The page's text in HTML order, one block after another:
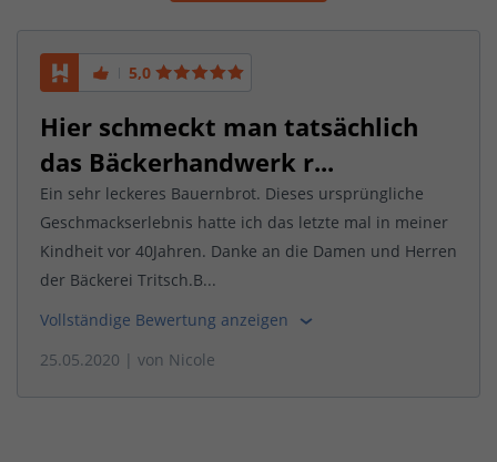
5,0
Hier schmeckt man tatsächlich
das Bäckerhandwerk r...
Ein sehr leckeres Bauernbrot. Dieses ursprüngliche
Geschmackserlebnis hatte ich das letzte mal in meiner
Kindheit vor 40Jahren. Danke an die Damen und Herren
der Bäckerei Tritsch.B...
Vollständige Bewertung anzeigen
25.05.2020 | von Nicole